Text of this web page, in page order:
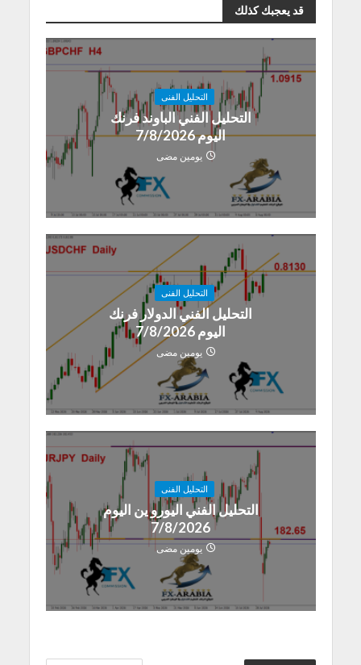
قد يعجبك كذلك
التحليل الفنى
التحليل الفني الباوند فرنك
اليوم 7/8/2026
يومين مضى
التحليل الفنى
التحليل الفني الدولار فرنك
اليوم 7/8/2026
يومين مضى
التحليل الفنى
التحليل الفني اليورو ين اليوم
7/8/2026
يومين مضى